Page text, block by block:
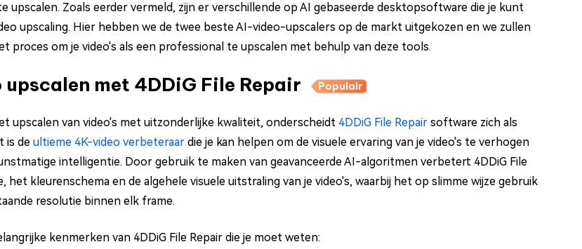
upscalen. Zoals eerder vermeld, zijn er verschillende op AI gebaseerde desktopsoftware die je kunt
upscaling. Hier hebben we de twee beste AI-video-upscalers op de markt uitgekozen en we zullen
proces om je video's als een professional te upscalen met behulp van deze tools.
upscalen met 4DDiG File Repair Populair
upscalen van video's met uitzonderlijke kwaliteit, onderscheidt 4DDiG File Repair software zich als
is de ultieme 4K-video verbeteraar die je kan helpen om de visuele ervaring van je video's te verhogen
intelligentie. Door gebruik te maken van geavanceerde AI-algoritmen verbetert 4DDiG File
het kleurenschema en de algehele visuele uitstraling van je video's, waarbij het op slimme wijze gebruik
resolutie binnen elk frame.
kenmerken van 4DDiG File Repair die je moet weten: